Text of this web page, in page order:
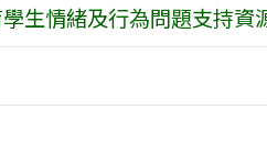
生情緒及行為問題支持